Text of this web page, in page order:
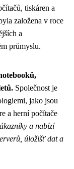
tiskáren a
založena v roce
a
průmyslu.
Společnost je
jako jsou
a herní počítače
a nabízí
úložišť dat a